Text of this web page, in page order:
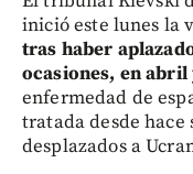
inició este lunes la
tras haber
ocasiones, en abril
enfermedad de
tratada desde hace
desplazados a